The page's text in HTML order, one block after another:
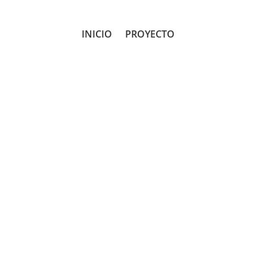
INICIO PROYECTO